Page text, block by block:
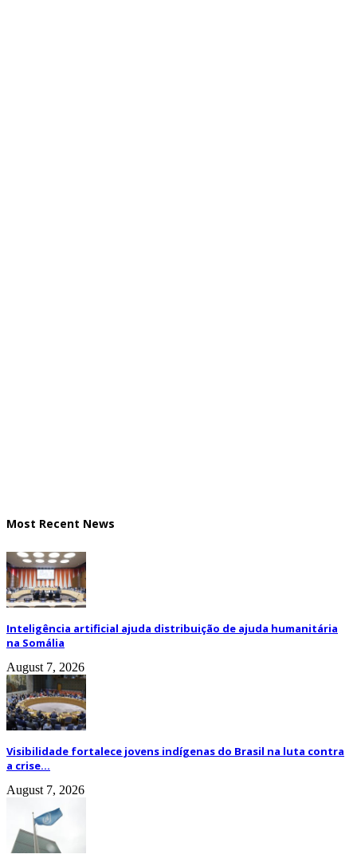
Most Recent News
Inteligência artificial ajuda distribuição de ajuda humanitária
na Somália
August 7, 2026
Visibilidade fortalece jovens indígenas do Brasil na luta contra
a crise...
August 7, 2026